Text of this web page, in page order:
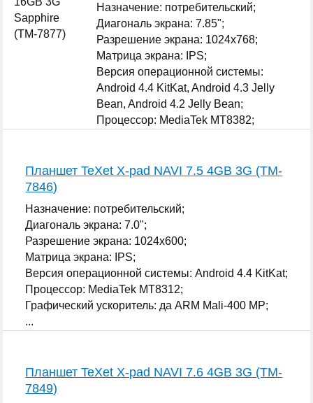
Назначение: потребительский;
Диагональ экрана: 7.85";
Разрешение экрана: 1024x768;
Матрица экрана: IPS;
Версия операционной системы:
Android 4.4 KitKat, Android 4.3 Jelly
Bean, Android 4.2 Jelly Bean;
Процессор: MediaTek MT8382;
...
Планшет TeXet X-pad NAVI 7.5 4GB 3G (TM-
7846)
Назначение: потребительский;
Диагональ экрана: 7.0";
Разрешение экрана: 1024x600;
Матрица экрана: IPS;
Версия операционной системы: Android 4.4 KitKat;
Процессор: MediaTek MT8312;
Графический ускоритель: да ARM Mali-400 MP;
...
Планшет TeXet X-pad NAVI 7.6 4GB 3G (TM-
7849)